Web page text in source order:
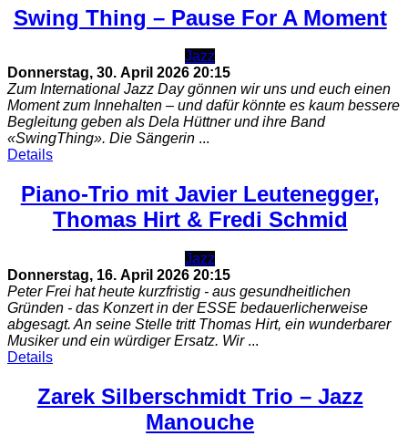
Swing Thing – Pause For A Moment
Jazz
Donnerstag, 30. April 2026 20:15
Zum International Jazz Day gönnen wir uns und euch einen
Moment zum Innehalten – und dafür könnte es kaum bessere
Begleitung geben als Dela Hüttner und ihre Band
«SwingThing». Die Sängerin ...
Details
Piano-Trio mit Javier Leutenegger,
Thomas Hirt & Fredi Schmid
Jazz
Donnerstag, 16. April 2026 20:15
Peter Frei hat heute kurzfristig - aus gesundheitlichen
Gründen - das Konzert in der ESSE bedauerlicherweise
abgesagt. An seine Stelle tritt Thomas Hirt, ein wunderbarer
Musiker und ein würdiger Ersatz. Wir...
Details
Zarek Silberschmidt Trio – Jazz
Manouche